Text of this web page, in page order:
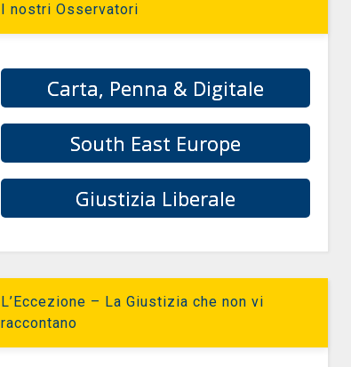
I nostri Osservatori
Carta, Penna & Digitale
South East Europe
Giustizia Liberale
L’Eccezione – La Giustizia che non vi
raccontano